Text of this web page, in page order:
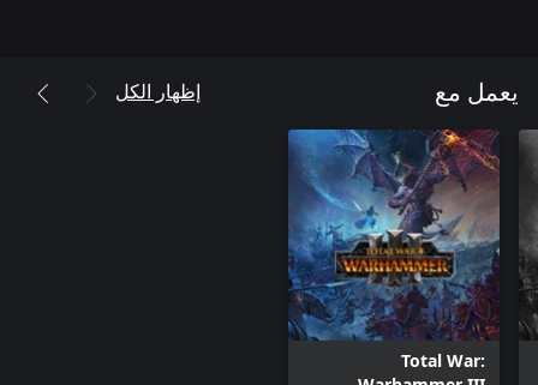
يعمل مع إظهار الكل
Total War: